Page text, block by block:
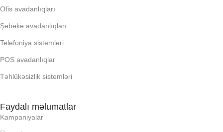
PROCESSOR
PROSESSOR
RAM
Ofis avadanlıqları
Şəbəkə avadanlıqları
Telefoniya sistemləri
POS avadanlıqlar
Təhlükəsizlik sistemləri
Faydalı məlumatlar
Kampaniyalar